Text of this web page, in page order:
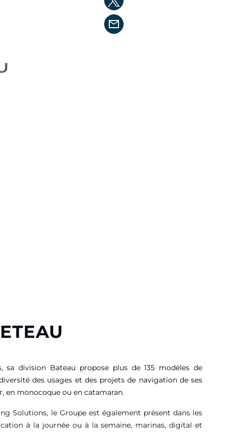
sa division Bateau propose plus de 135 modèles de
des usages et des projets de navigation de ses
en monocoque ou en catamaran.
Solutions, le Groupe est également présent dans les
à la journée ou à la semaine, marinas, digital et